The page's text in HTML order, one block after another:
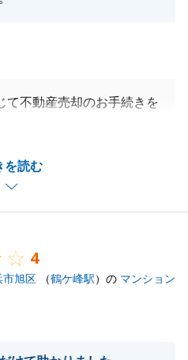
を読む
て不動産売却のお手続きを
んのご協力をいただき誠に
できるよう取り組んでまい
申し上げます。
4
市旭区 （鶴ケ峰駅）の マンション